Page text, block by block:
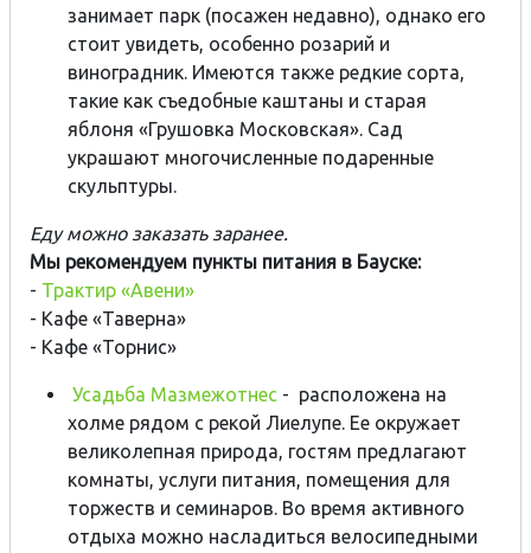
занимает парк (посажен недавно), однако его
стоит увидеть, особенно розарий и
виноградник. Имеются также редкие сорта,
такие как съедобные каштаны и старая
яблоня «Грушовка Московская». Сад
украшают многочисленные подаренные
скульптуры.
Еду можно заказать заранее.
Мы рекомендуем пункты питания в Бауске:
- Трактир «Авени»
- Кафе «Таверна»
- Кафе «Торнис»
Усадьба Мазмежотнес - расположена на
холме рядом с рекой Лиелупе. Ее окружает
великолепная природа, гостям предлагают
комнаты, услуги питания, помещения для
торжеств и семинаров. Во время активного
отдыха можно насладиться велосипедными